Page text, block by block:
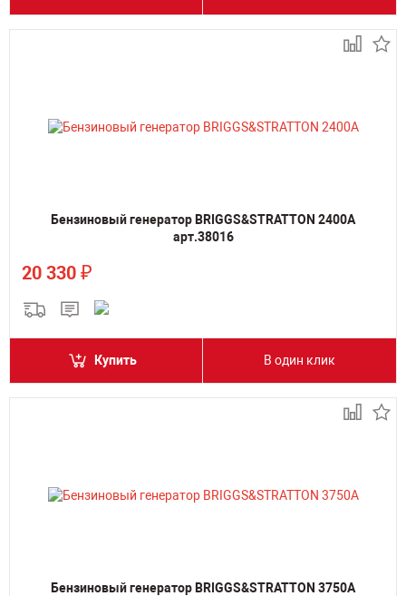
Бензиновый генератор BRIGGS&STRATTON 2400A
арт.38016
20 330 ₽
Купить В один клик
Бензиновый генератор BRIGGS&STRATTON 3750A